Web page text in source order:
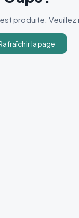
produite. Veuillez
la page